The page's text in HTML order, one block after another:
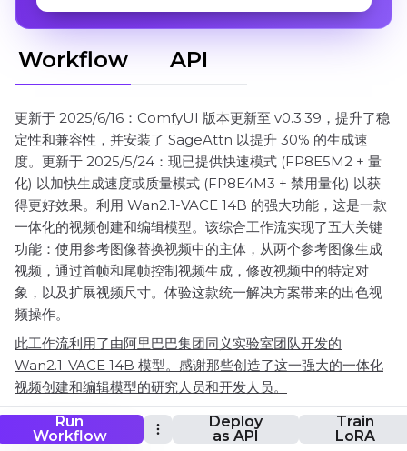
Run
Workflow
Deploy
as API
Train
LoRA
Workflow API
更新于 2025/6/16：ComfyUI 版本更新至 v0.3.39，提升了稳
定性和兼容性，并安装了 SageAttn 以提升 30% 的生成速
度。更新于 2025/5/24：现已提供快速模式 (FP8E5M2 + 量
化) 以加快生成速度或质量模式 (FP8E4M3 + 禁用量化) 以获
得更好效果。利用 Wan2.1-VACE 14B 的强大功能，这是一款
一体化的视频创建和编辑模型。该综合工作流实现了五大关键
功能：使用参考图像替换视频中的主体，从两个参考图像生成
视频，通过首帧和尾帧控制视频生成，修改视频中的特定对
象，以及扩展视频尺寸。体验这款统一解决方案带来的出色视
频操作。
此工作流利用了由阿里巴巴集团同义实验室团队开发的
Wan2.1-VACE 14B 模型。感谢那些创造了这一强大的一体化
视频创建和编辑模型的研究人员和开发人员。
ComfyUI VACE Workflow